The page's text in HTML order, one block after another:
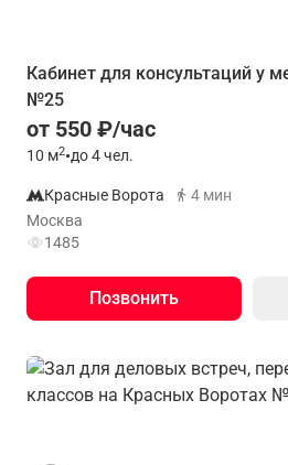
Кабинет для консультаций у
№25
от 550 ₽/час
10 м2•до 4 чел.
Красные Ворота
4 мин
Москва
1485
Позвонить